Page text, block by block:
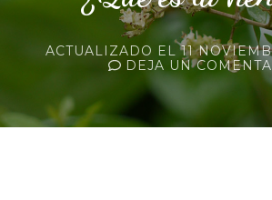
ACTUALIZADO EL11
DEJA UN